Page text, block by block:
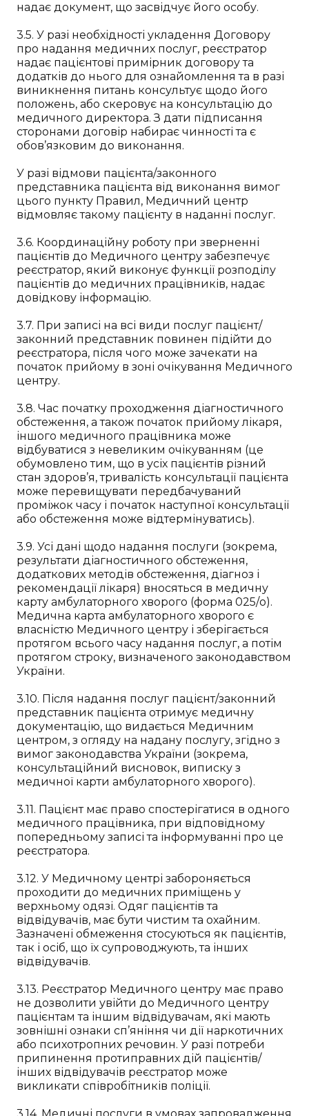
надає документ, що засвідчує його особу.
3.5. У разі необхідності укладення Договору
про надання медичних послуг, реєстратор
надає пацієнтові примірник договору та
додатків до нього для ознайомлення та в разі
виникнення питань консультує щодо його
положень, або скеровує на консультацію до
медичного директора. З дати підписання
сторонами договір набирає чинності та є
обов’язковим до виконання.
У разі відмови пацієнта/законного
представника пацієнта від виконання вимог
цього пункту Правил, Медичний центр
відмовляє такому пацієнту в наданні послуг.
3.6. Координаційну роботу при зверненні
пацієнтів до Медичного центру забезпечує
реєстратор, який виконує функції розподілу
пацієнтів до медичних працівників, надає
довідкову інформацію.
3.7. При записі на всі види послуг пацієнт/
законний представник повинен підійти до
реєстратора, після чого може зачекати на
початок прийому в зоні очікування Медичного
центру.
3.8. Час початку проходження діагностичного
обстеження, а також початок прийому лікаря,
іншого медичного працівника може
відбуватися з невеликим очікуванням (це
обумовлено тим, що в усіх пацієнтів різний
стан здоров’я, тривалість консультації пацієнта
може перевищувати передбачуваний
проміжок часу і початок наступної консультації
або обстеження може відтермінуватись).
3.9. Усі дані щодо надання послуги (зокрема,
результати діагностичного обстеження,
додаткових методів обстеження, діагноз і
рекомендації лікаря) вносяться в медичну
карту амбулаторного хворого (форма 025/о).
Медична карта амбулаторного хворого є
власністю Медичного центру і зберігається
протягом всього часу надання послуг, а потім
протягом строку, визначеного законодавством
України.
3.10. Після надання послуг пацієнт/законний
представник пацієнта отримує медичну
документацію, що видається Медичним
центром, з огляду на надану послугу, згідно з
вимог законодавства України (зокрема,
консультаційний висновок, виписку з
медичної карти амбулаторного хворого).
3.11. Пацієнт має право спостерігатися в одного
медичного працівника, при відповідному
попередньому записі та інформуванні про це
реєстратора.
3.12. У Медичному центрі забороняється
проходити до медичних приміщень у
верхньому одязі. Одяг пацієнтів та
відвідувачів, має бути чистим та охайним.
Зазначені обмеження стосуються як пацієнтів,
так і осіб, що їх супроводжують, та інших
відвідувачів.
3.13. Реєстратор Медичного центру має право
не дозволити увійти до Медичного центру
пацієнтам та іншим відвідувачам, які мають
зовнішні ознаки сп’яніння чи дії наркотичних
або психотропних речовин. У разі потреби
припинення протиправних дій пацієнтів/
інших відвідувачів реєстратор може
викликати співробітників поліції.